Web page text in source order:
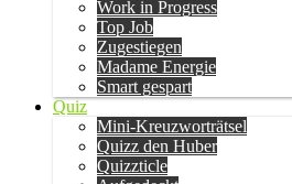
Work in Progress
Top Job
Zugestiegen
Madame Energie
Smart gespart
Quiz
Mini-Kreuzworträtsel
Quizz den Huber
Quizzticle